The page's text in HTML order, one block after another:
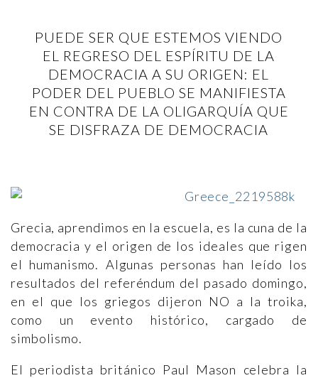
PUEDE SER QUE ESTEMOS VIENDO
EL REGRESO DEL ESPÍRITU DE LA
DEMOCRACIA A SU ORIGEN: EL
PODER DEL PUEBLO SE MANIFIESTA
EN CONTRA DE LA OLIGARQUÍA QUE
SE DISFRAZA DE DEMOCRACIA
Grecia, aprendimos en la escuela, es la cuna de la
democracia y el origen de los ideales que rigen
el humanismo. Algunas personas han leído los
resultados del referéndum del pasado domingo,
en el que los griegos dijeron NO a la troika,
como un evento histórico, cargado de
simbolismo.
El periodista británico Paul Mason celebra la